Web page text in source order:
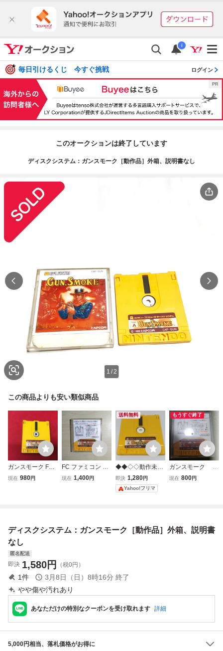
i
毎日引けるくじ 今すぐ挑戦 ログイン
このオークションは終了しています
ディスクシステム：ガンスモーク［動作品］外箱、説明書なし
1 /2
この商品よりも安い類似商品
ガンスモーク FCD
ディスクシステム
現在 980円
FC ファミコン デ
ィスクシステム デ
現在 1,400円
送料無料
◆◆◇◇動作未確
認！まとめ買いO
K！ ファミコン デ
ィスクシステムカ
即決 1,280円
Yahoo!フリマ
もうすぐ終了
ガンスモーク デ
ィスクシステム デ
現在 800円
ディスクシステム：ガンスモーク［動作品］外箱、説明書
なし
匿名配送
即決 1,580円 （税0円）
1件 3月8日（日）8時16分 終了
やや傷や汚れあり
あなただけの特別なクーポンを受け取れます 詳細
5,000円相当、落札価格がお得に